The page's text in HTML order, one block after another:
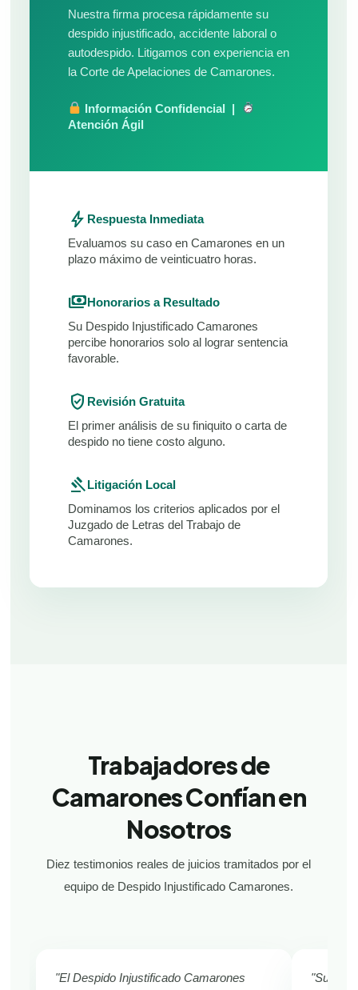
Nuestra firma procesa rápidamente su
despido injustificado, accidente laboral o
autodespido. Litigamos con experiencia en
la Corte de Apelaciones de Camarones.
Información Confidencial |
Atención Ágil
bolt Respuesta Inmediata
Evaluamos su caso en Camarones en un
plazo máximo de veinticuatro horas.
paymentsHonorarios a Resultado
Su Despido Injustificado Camarones
percibe honorarios solo al lograr sentencia
favorable.
verified_user Revisión Gratuita
El primer análisis de su finiquito o carta de
despido no tiene costo alguno.
gavelLitigación Local
Dominamos los criterios aplicados por el
Juzgado de Letras del Trabajo de
Camarones.
Trabajadores de
Camarones Confían en
Nosotros
Diez testimonios reales de juicios tramitados por el
equipo de Despido Injustificado Camarones.
"El Despido Injustificado Camarones
"Sufría